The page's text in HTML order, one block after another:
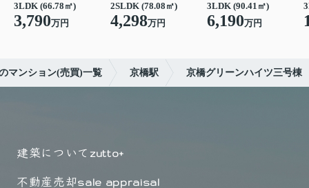
3LDK (66.78㎡)
3,790万円
2SLDK (78.08㎡)
4,298万円
3LDK (90.41㎡)
6,190万円
マンション(売買)一覧 京橋駅 京橋グリーンハイツ三号棟
建築について zutto+
不動産売却sale appraisal